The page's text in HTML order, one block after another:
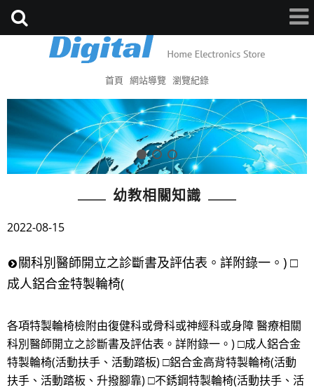
首頁 網站導覽 瀏覽紀錄
幼教相關知識
2022-08-15
關科別醫師開立之診斷書及評估表。詳附錄一。) □
成人鋁合金特製輪椅(
各項特製輪椅檢附由復健科或骨科或神經科或身障 醫療相關
科別醫師開立之診斷書及評估表。詳附錄一。) □成人鋁合金
特製輪椅(活動扶手、活動踏板) □鋁合金高背特製輪椅(活動
扶手、活動踏板、升撥腳靠) □不銹鋼特製輪椅(活動扶手、活